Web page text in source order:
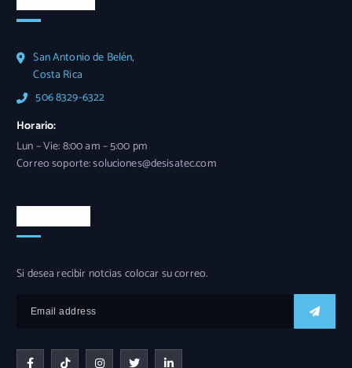
San Antonio de Belén,
Costa Rica
506 8329-6322
Horario:
Lun – Vie: 8:00 am – 5:00 pm
Correo soporte: soluciones@desisatec.com
Si desea recibir notcias colocar su correo.